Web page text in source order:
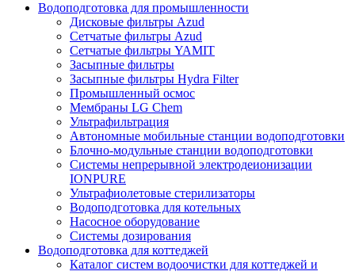
Водоподготовка для промышленности
Дисковые фильтры Azud
Сетчатые фильтры Azud
Сетчатые фильтры YAMIT
Засыпные фильтры
Засыпные фильтры Hydra Filter
Промышленный осмос
Мембраны LG Chem
Ультрафильтрация
Автономные мобильные станции водоподготовки
Блочно-модульные станции водоподготовки
Системы непрерывной электродеионизации
IONPURE
Ультрафиолетовые стерилизаторы
Водоподготовка для котельных
Насосное оборудование
Системы дозирования
Водоподготовка для коттеджей
Каталог систем водоочистки для коттеджей и